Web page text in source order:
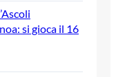
si gioca il 16